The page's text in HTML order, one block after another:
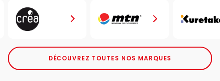
DÉCOUVREZ TOUTES NOS MARQUES